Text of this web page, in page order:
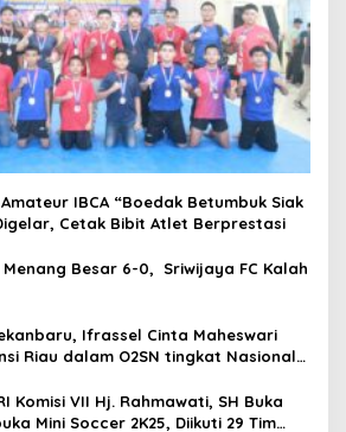
IBCA “Boedak Betumbuk Siak
Cetak Bibit Atlet Berprestasi
Besar 6-0, Sriwijaya FC Kalah
Ifrassel Cinta Maheswari
Riau dalam O2SN tingkat Nasional
Komisi VII Hj. Rahmawati, SH Buka
Mini Soccer 2K25, Diikuti 29 Tim